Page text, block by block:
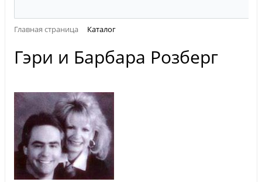
Главная страница Каталог
Гэри и Барбара Розберг